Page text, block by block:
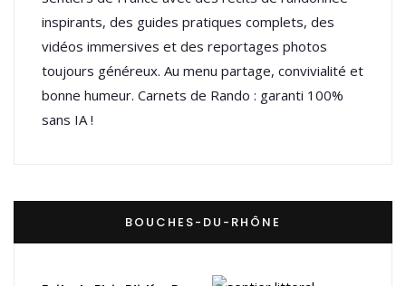
inspirants, des guides pratiques complets, des
vidéos immersives et des reportages photos
toujours généreux. Au menu partage, convivialité et
bonne humeur. Carnets de Rando : garanti 100%
sans IA !
BOUCHES-DU-RHÔNE